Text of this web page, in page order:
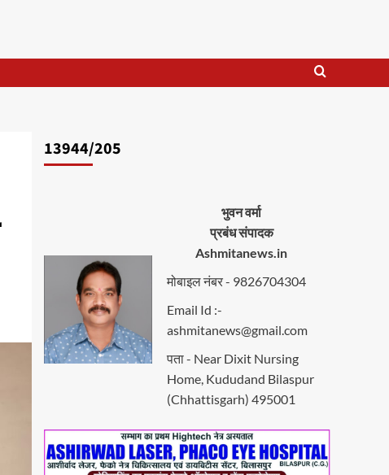
13944/205
भुवन वर्मा
प्रबंध संपादक
Ashmitanews.in
मोबाइल नंबर - 9826704304
Email Id :-
ashmitanews@gmail.com
पता - Near Dixit Nursing
Home, Kududand Bilaspur
(Chhattisgarh) 495001